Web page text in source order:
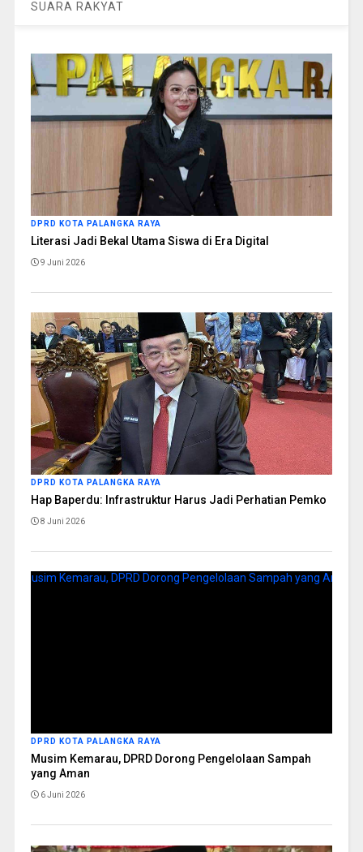
SUARA RAKYAT
DPRD KOTA PALANGKA RAYA
Literasi Jadi Bekal Utama Siswa di Era Digital
9 Juni 2026
DPRD KOTA PALANGKA RAYA
Hap Baperdu: Infrastruktur Harus Jadi Perhatian Pemko
8 Juni 2026
DPRD KOTA PALANGKA RAYA
Musim Kemarau, DPRD Dorong Pengelolaan Sampah
yang Aman
6 Juni 2026